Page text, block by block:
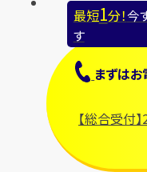
最短1分！今
す
まずはお
【総合受付